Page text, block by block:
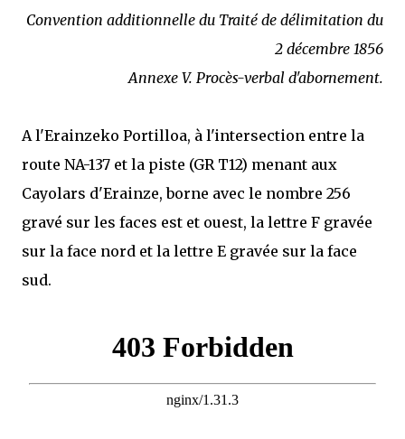
Convention additionnelle du Traité de délimitation du
2 décembre 1856
Annexe V. Procès-verbal d'abornement.
A l'Erainzeko Portilloa, à l'intersection entre la
route NA-137 et la piste (GR T12) menant aux
Cayolars d'Erainze, borne avec le nombre 256
gravé sur les faces est et ouest, la lettre F gravée
sur la face nord et la lettre E gravée sur la face
sud.